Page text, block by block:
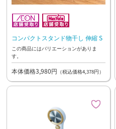
コンパクトスタンド物干し 伸縮 S
この商品にはバリエーションがありま
す。
本体価格3,980円 （税込価格4,378円）